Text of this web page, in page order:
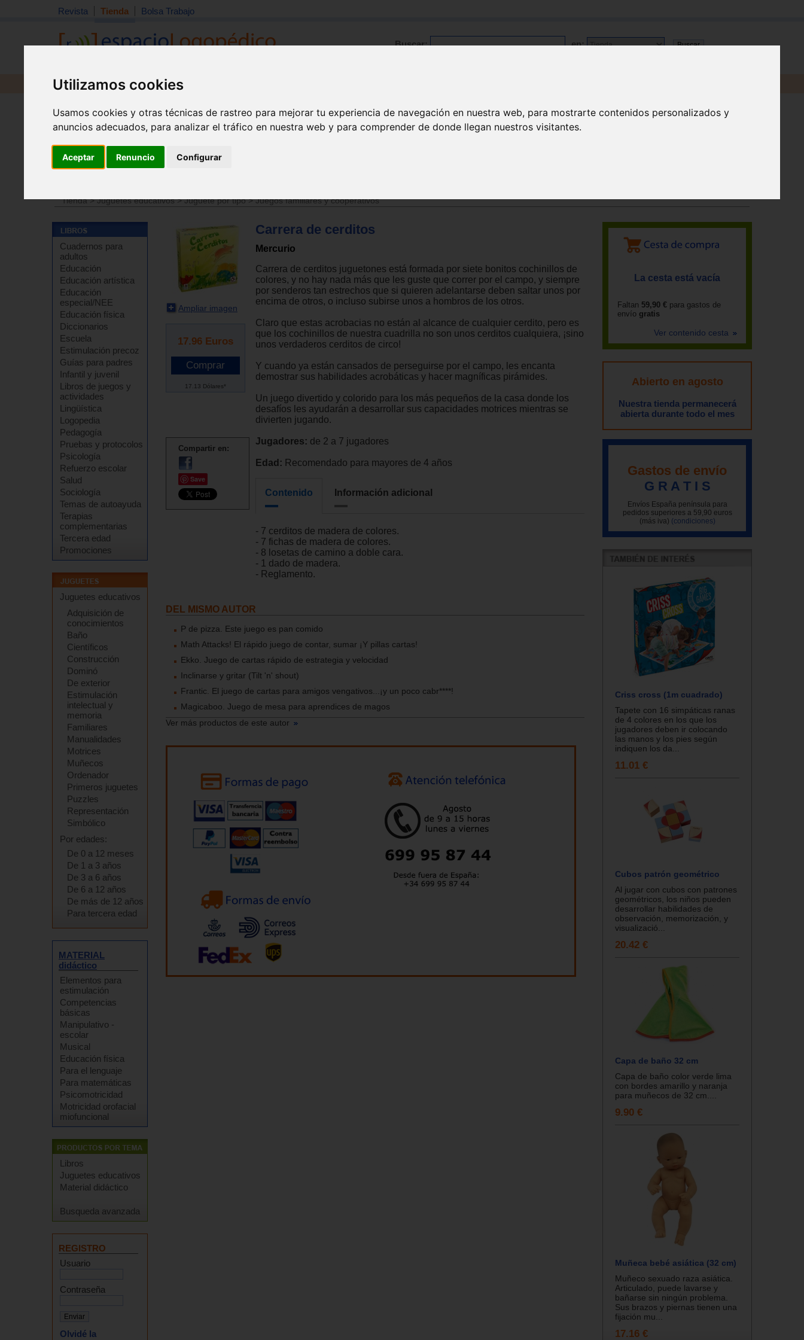
Utilizamos cookies
Usamos cookies y otras técnicas de rastreo para mejorar tu experiencia de navegación en nuestra web, para mostrarte contenidos personalizados y
anuncios adecuados, para analizar el tráfico en nuestra web y para comprender de donde llegan nuestros visitantes.
Aceptar Renuncio Configurar
Revista Tienda Bolsa Trabajo
Buscar: en:
Revista Libros Material
Tienda>Juguetes educativos>Juguete por tipo>Juegos familiares y cooperativos
Cuadernos para
adultos
Educación
Educación artística
Educación
especial/NEE
Educación física
Diccionarios
Escuela
Estimulación precoz
Guías para padres
Infantil y juvenil
Libros de juegos y
actividades
Lingüística
Logopedia
Pedagogía
Pruebas y protocolos
Psicología
Refuerzo escolar
Salud
Sociología
Temas de autoayuda
Terapias
complementarias
Tercera edad
Promociones
Juguetes educativos
Adquisición de
conocimientos
Baño
Científicos
Construcción
Dominó
De exterior
Estimulación
intelectual y
memoria
Familiares
Manualidades
Motrices
Muñecos
Ordenador
Primeros juguetes
Puzzles
Representación
Simbólico
Por edades:
De 0 a 12 meses
De 1 a 3 años
De 3 a 6 años
De 6 a 12 años
De más de 12 años
Para tercera edad
MATERIAL
didáctico
Elementos para
estimulación
Competencias
básicas
Manipulativo -
escolar
Musical
Educación física
Para el lenguaje
Para matemáticas
Psicomotricidad
Motricidad orofacial
miofuncional
Libros
Juguetes educativos
Material didáctico
Busqueda avanzada
REGISTRO
Usuario
Contraseña
Olvidé la
Ampliar imagen
17.96 Euros
17.13 Dólares*
Compartir en:
Save
Carrera de cerditos
Mercurio
Carrera de cerditos juguetones está formada por siete bonitos cochinillos de
colores, y no hay nada más que les guste que correr por el campo, y siempre
por senderos tan estrechos que si quieren adelantarse deben saltar unos por
encima de otros, o incluso subirse unos a hombros de los otros.
Claro que estas acrobacias no están al alcance de cualquier cerdito, pero es
que los cochinillos de nuestra cuadrilla no son unos cerditos cualquiera, ¡sino
unos verdaderos cerditos de circo!
Y cuando ya están cansados de perseguirse por el campo, les encanta
demostrar sus habilidades acrobáticas y hacer magníficas pirámides.
Un juego divertido y colorido para los más pequeños de la casa donde los
desafíos les ayudarán a desarrollar sus capacidades motrices mientras se
divierten jugando.
Jugadores: de 2 a 7 jugadores
Edad: Recomendado para mayores de 4 años
Contenido Información adicional
- 7 cerditos de madera de colores.
- 7 fichas de madera de colores.
- 8 losetas de camino a doble cara.
- 1 dado de madera.
- Reglamento.
DEL MISMO AUTOR
P de pizza. Este juego es pan comido
Math Attacks! El rápido juego de contar, sumar ¡Y pillas cartas!
Ekko. Juego de cartas rápido de estrategia y velocidad
Inclinarse y gritar (Tilt 'n' shout)
Frantic. El juego de cartas para amigos vengativos...¡y un poco cabr****!
Magicaboo. Juego de mesa para aprendices de magos
Ver más productos de este autor
La cesta está vacía
Faltan 59,90 € para gastos de
envío gratis
Ver contenido cesta
Abierto en agosto
Nuestra tienda permanecerá
abierta durante todo el mes
Gastos de envío
G R A T I S
Envíos España península para
pedidos superiores a 59,90 euros
(más iva) (condiciones)
Criss cross (1m cuadrado)
Tapete con 16 simpáticas ranas
de 4 colores en los que los
jugadores deben ir colocando
las manos y los pies según
indiquen los da...
11.01 €
Cubos patrón geométrico
Al jugar con cubos con patrones
geométricos, los niños pueden
desarrollar habilidades de
observación, memorización, y
visualizació...
20.42 €
Capa de baño 32 cm
Capa de baño color verde lima
con bordes amarillo y naranja
para muñecos de 32 cm....
9.90 €
Muñeca bebé asiática (32 cm)
Muñeco sexuado raza asiática.
Articulado, puede lavarse y
bañarse sin ningún problema.
Sus brazos y piernas tienen una
fijación mu...
17.16 €